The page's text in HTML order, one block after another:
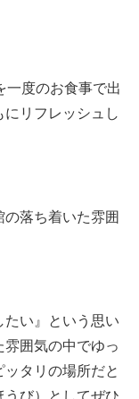
度のお食事で出
リフレッシュし
落ち着いた雰囲
い』という思い
囲気の中でゆっ
タリの場所だと
うび）としてぜひ